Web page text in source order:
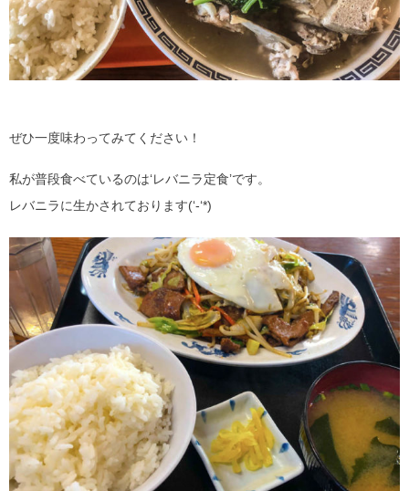
ぜひ一度味わってみてください！
私が普段食べているのは‘レバニラ定食’です。
レバニラに生かされております(‘-‘*)